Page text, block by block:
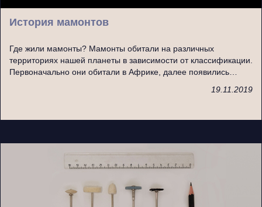
История мамонтов
Где жили мамонты? Мамонты обитали на различных
территориях нашей планеты в зависимости от классификации.
Первоначально они обитали в Африке, далее появились…
19.11.2019